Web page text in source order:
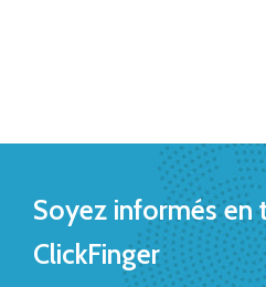
Soyez informés en
ClickFinger